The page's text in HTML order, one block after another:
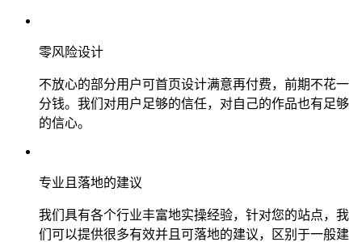
零风险设计
不放心的部分用户可首页设计满意再付费，前期不花一
分钱。我们对用户足够的信任，对自己的作品也有足够
的信心。
专业且落地的建议
我们具有各个行业丰富地实操经验，针对您的站点，我
们可以提供很多有效并且可落地的建议，区别于一般建